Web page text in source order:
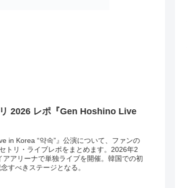
2026 レポ『Gen Hoshino Live
in Korea “약속”』公演について、ファンの
トリ・ライブレポをまとめます。2026年2
アアリーナで単独ライブを開催。韓国での初
すべきステージとなる。